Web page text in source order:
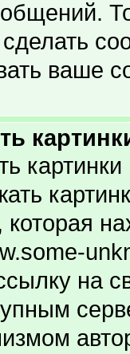
сделать
ваше
которая
на